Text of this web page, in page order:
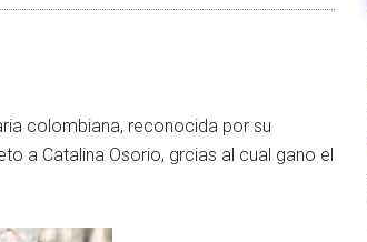
colombiana, reconocida por su
a Catalina Osorio, grcias al cual gano el